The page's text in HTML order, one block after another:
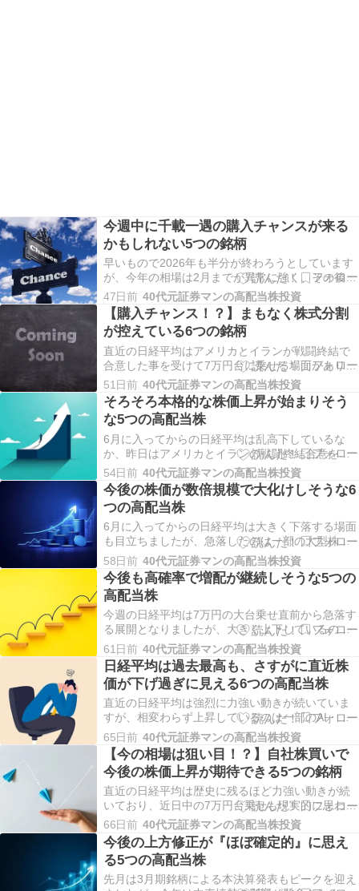
今週中に千載一遇の購入チャンスが来る
かもしれない5つの銘柄
早いもので2026年も半分が終わろうとしています
が、今年の相場は2月までが異常に強く、その後は
中東情勢を巡る混乱で大きく売られる場面もあっ
たなか、直近ではアメリカとイランが戦闘終結で
合意した事で日経平均も7万円の大台に乗せていま
すので、下半期の相場にも期待したいです。そん
ななか…
47日前 40代元証券マンの高配当株投資
【購入チャンス！？】まもなく株式分割
が控えている6つの銘柄
直近の日経平均はアメリカとイランが戦闘終結で
合意した事を受けて7万円台に乗せる場面がありま
したが、相変わらず大きく上昇しているのは一部
の大型株が多く、バリュー株を中心とした高配当
株はイマイチ相場の波に乗り切れていない状況で
す。ただ、相場自体の底力は感じますし、株式市
場が本当に強…
51日前 40代元証券マンの高配当株投資
そろそろ本格的な株価上昇が始まりそう
な5つの高配当株
6月に入ってからの日経平均は乱高下しているな
か、昨日はアメリカとイランの戦闘終結合意を受
けて全面高となりましたが、相変わらず大きく上
昇しているのは一部の大型株が中心となっていま
す。ただ、今までは日経平均が上昇するなか売ら
れていた高配当株も直近は反発する銘柄が増えて
いますので、少…
54日前 40代元証券マンの高配当株投資
今後の株価が数倍規模で大化けしそうな6
つの高配当株
6月に入ってからの日経平均は大きく下落する場面
も目立ちましたが、急落したのは一部の大型株が
中心で、今まで売られていた高配当株は底堅く推
移している銘柄も多いですので、4月から続いてい
たバリュー株低迷の流れも、直近は少し雰囲気が
変わってきている印象です。この辺りの動きは、
さすがにA…
58日前 40代元証券マンの高配当株投資
今後も高確率で増配が継続しそうな5つの
高配当株
今週の日経平均は7万円の大台乗せ直前から急落す
る展開となりましたが、大きく上下しているのは
相変わらずAI・半導体株が中心で、高配当銘柄を
始めとしたバリュー株は良くも悪くも相場の主役
になれていない状況です。今の様な相場が始まっ
て約2ヶ月が経ち、個人的にもこれほど歪な状況は
経験が無…
61日前 40代元証券マンの高配当株投資
日経平均は過去最高も、さすがに直近株
価が下げ過ぎに見える6つの高配当株
直近の日経平均は強烈に力強い動きが続いていま
すが、相変わらず上昇しているのは一部のAI・半
導体株だけで、それ以外の銘柄は逆に売られてい
る銘柄も多く、特にバリュー株を中心とした高配
当株には年初来安値を記録する銘柄も多いですの
で、現在の相場に違和感を覚えている投資家は多
いかと思いま…
65日前 40代元証券マンの高配当株投資
【今の相場は狙い目！？】自社株買いで
今後の株価上昇が期待できる5つの銘柄
直近の日経平均は歴史に残るほど力強い動きが続
いており、近日中の7万円台乗せも現実的に思われ
る水準まで値を上げていますが、相変わらず上昇
しているのは一部の大型株だけで、むしろバリュ
ー株を中心とした高配当株には年初来安値を記録
する銘柄もあるなど、現在の株高に乗り切れてい
ない投資家は…
66日前 40代元証券マンの高配当株投資
今後の上方修正が『ほぼ確定的』に思え
る5つの高配当株
先月は3月期銘柄による本決算発表もピークを迎え